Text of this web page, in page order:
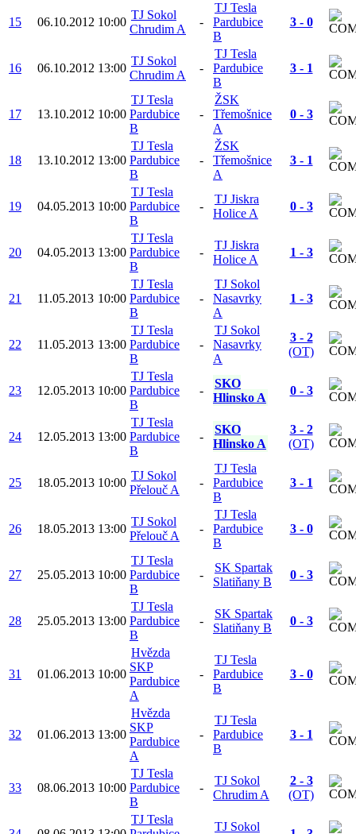
15 06.10.2012 10:00
TJ Sokol
Chrudim A
-
TJ Tesla
Pardubice
B
3 - 0
16 06.10.2012 13:00
TJ Sokol
Chrudim A
-
TJ Tesla
Pardubice
B
3 - 1
17 13.10.2012 10:00
TJ Tesla
Pardubice
B
-
ŽSK
Třemošnice
A
0 - 3
18 13.10.2012 13:00
TJ Tesla
Pardubice
B
-
ŽSK
Třemošnice
A
3 - 1
19 04.05.2013 10:00
TJ Tesla
Pardubice
B
-
TJ Jiskra
Holice A
0 - 3
20 04.05.2013 13:00
TJ Tesla
Pardubice
B
-
TJ Jiskra
Holice A
1 - 3
21 11.05.2013 10:00
TJ Tesla
Pardubice
B
-
TJ Sokol
Nasavrky
A
1 - 3
22 11.05.2013 13:00
TJ Tesla
Pardubice
B
-
TJ Sokol
Nasavrky
A
3 - 2
(OT)
23 12.05.2013 10:00
TJ Tesla
Pardubice
B
-
SKO
Hlinsko A
0 - 3
24 12.05.2013 13:00
TJ Tesla
Pardubice
B
-
SKO
Hlinsko A
3 - 2
(OT)
25 18.05.2013 10:00
TJ Sokol
Přelouč A
-
TJ Tesla
Pardubice
B
3 - 1
26 18.05.2013 13:00
TJ Sokol
Přelouč A
-
TJ Tesla
Pardubice
B
3 - 0
27 25.05.2013 10:00
TJ Tesla
Pardubice
B
-
SK Spartak
Slatiňany B
0 - 3
28 25.05.2013 13:00
TJ Tesla
Pardubice
B
-
SK Spartak
Slatiňany B
0 - 3
31 01.06.2013 10:00
Hvězda
SKP
Pardubice
A
-
TJ Tesla
Pardubice
B
3 - 0
32 01.06.2013 13:00
Hvězda
SKP
Pardubice
A
-
TJ Tesla
Pardubice
B
3 - 1
33 08.06.2013 10:00
TJ Tesla
Pardubice
B
-
TJ Sokol
Chrudim A
2 - 3
(OT)
TJ Tesla
TJ Sokol